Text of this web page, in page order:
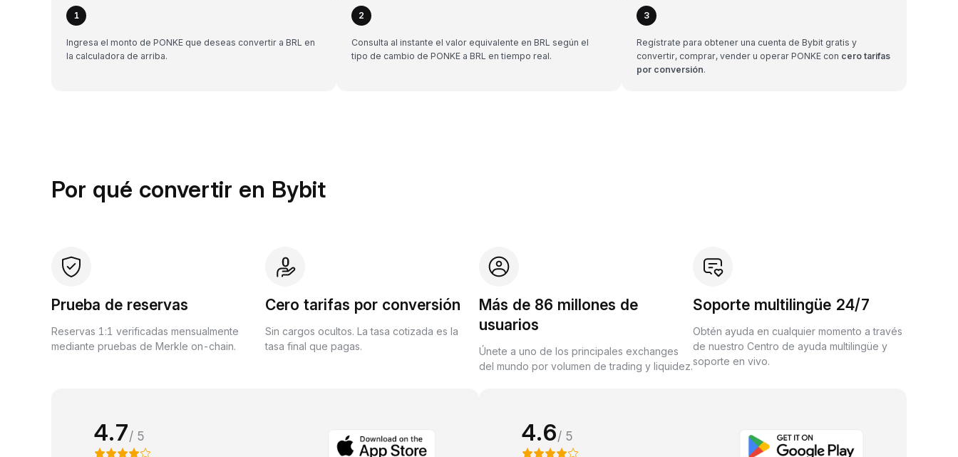
1
Ingresa el monto de PONKE que deseas convertir a BRL en
la calculadora de arriba.
2
Consulta al instante el valor equivalente en BRL según el
tipo de cambio de PONKE a BRL en tiempo real.
3
Regístrate para obtener una cuenta de Bybit gratis y
convertir, comprar, vender u operar PONKE con cero tarifas
por conversión.
Por qué convertir en Bybit
Prueba de reservas
Reservas 1:1 verificadas mensualmente
mediante pruebas de Merkle on-chain.
Cero tarifas por conversión
Sin cargos ocultos. La tasa cotizada es la
tasa final que pagas.
Más de 86 millones de
usuarios
Únete a uno de los principales exchanges
del mundo por volumen de trading y liquidez.
Soporte multilingüe 24/7
Obtén ayuda en cualquier momento a través
de nuestro Centro de ayuda multilingüe y
soporte en vivo.
4.7/ 5 4.6/ 5